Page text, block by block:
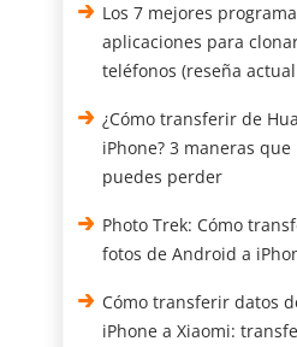
Los 7 mejores
aplicaciones para
teléfonos (reseña
¿Cómo transferir de
iPhone? 3 maneras que
puedes perder
Photo Trek: Cómo
fotos de Android a
Cómo transferir datos
iPhone a Xiaomi: